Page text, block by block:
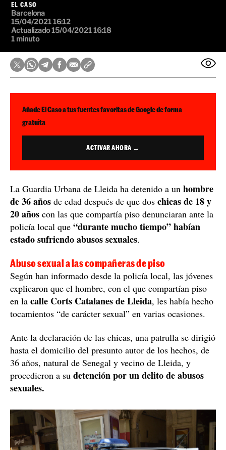
EL CASO
Barcelona
15/04/2021 16:12
Actualizado 15/04/2021 16:18
1 minuto
Añade El Caso a tus fuentes favoritas de Google de forma
gratuita
ACTIVAR AHORA →
La Guardia Urbana de Lleida ha detenido a un hombre
de 36 años de edad después de que dos chicas de 18 y
20 años con las que compartía piso denunciaran ante la
policía local que “durante mucho tiempo” habían
estado sufriendo abusos sexuales.
Abuso sexual a las compañeras de piso
Según han informado desde la policía local, las jóvenes
explicaron que el hombre, con el que compartían piso
en la calle Corts Catalanes de Lleida, les había hecho
tocamientos “de carácter sexual” en varias ocasiones.
Ante la declaración de las chicas, una patrulla se dirigió
hasta el domicilio del presunto autor de los hechos, de
36 años, natural de Senegal y vecino de Lleida, y
procedieron a su detención por un delito de abusos
sexuales.